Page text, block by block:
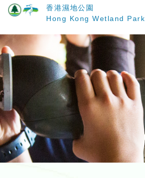
要
內
容
香港濕地公園
Hong Kong Wetland Park